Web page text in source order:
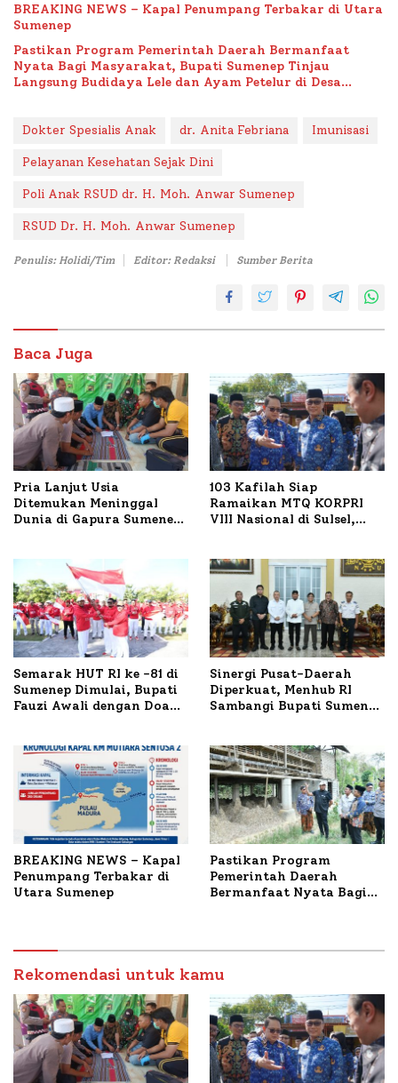
BREAKING NEWS – Kapal Penumpang Terbakar di Utara
Sumenep
Pastikan Program Pemerintah Daerah Bermanfaat
Nyata Bagi Masyarakat, Bupati Sumenep Tinjau
Langsung Budidaya Lele dan Ayam Petelur di Desa
Dokter Spesialis Anak dr. Anita Febriana Imunisasi
Pelayanan Kesehatan Sejak Dini
Poli Anak RSUD dr. H. Moh. Anwar Sumenep
RSUD Dr. H. Moh. Anwar Sumenep
Penulis: Holidi/Tim Editor: Redaksi Sumber Berita
Baca Juga
Pria Lanjut Usia
Ditemukan Meninggal
Dunia di Gapura Sumenep,
103 Kafilah Siap
Ramaikan MTQ KORPRI
VIII Nasional di Sulsel,
Semarak HUT RI ke -81 di
Sumenep Dimulai, Bupati
Fauzi Awali dengan Doa
Sinergi Pusat-Daerah
Diperkuat, Menhub RI
Sambangi Bupati Sumenep
BREAKING NEWS – Kapal
Penumpang Terbakar di
Utara Sumenep
Pastikan Program
Pemerintah Daerah
Bermanfaat Nyata Bagi
Petelur di Desa Bataal
Timur
Rekomendasi untuk kamu